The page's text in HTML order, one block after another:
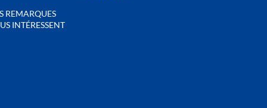
REMARQUES
INTÉRESSENT